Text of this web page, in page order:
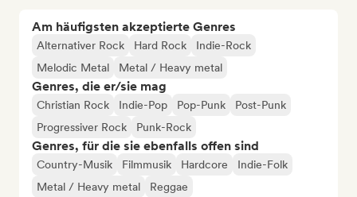
Am häufigsten akzeptierte Genres
Alternativer Rock Hard Rock
Indie-Rock
Melodic Metal
Metal / Heavy metal
Genres, die er/sie mag
Christian Rock Indie-Pop Pop-Punk
Post-Punk
Progressiver Rock
Punk-Rock
Genres, für die sie ebenfalls offen sind
Country-Musik Filmmusik Hardcore
Indie-Folk
Metal / Heavy metal
Reggae